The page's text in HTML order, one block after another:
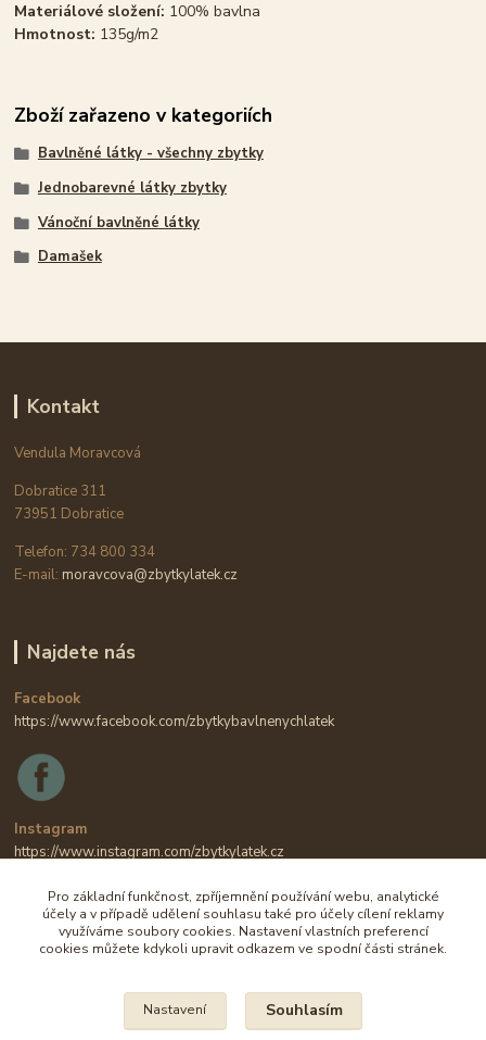
Materiálové složení: 100% bavlna
Hmotnost: 135g/m2
Zboží zařazeno v kategoriích
Bavlněné látky - všechny zbytky
Jednobarevné látky zbytky
Vánoční bavlněné látky
Damašek
Kontakt
Vendula Moravcová
Dobratice 311
73951 Dobratice
Telefon: 734 800 334
E-mail: moravcova@zbytkylatek.cz
Najdete nás
Facebook
https://www.facebook.com/zbytkybavlnenychlatek
Instagram
https://www.instagram.com/zbytkylatek.cz
Pro základní funkčnost, zpříjemnění používání webu, analytické
účely a v případě udělení souhlasu také pro účely cílení reklamy
využíváme soubory cookies. Nastavení vlastních preferencí
cookies můžete kdykoli upravit odkazem ve spodní části stránek.
Nastavení Souhlasím